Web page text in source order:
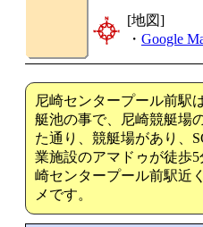
[地図]
・ Google
尼崎センタープール前駅
艇池の事で、尼崎競艇場
た通り、競艇場があり、
業施設のアマドゥが徒歩
崎センタープール前駅近
メです。